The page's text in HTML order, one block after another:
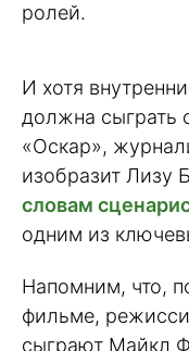
ролей.
И хотя
должна сыграть
«Оскар»,
изобразит Лизу
словам
одним из
Напомним, что,
фильме,
сыграют Майкл